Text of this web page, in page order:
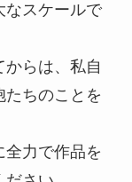
なスケールで
らは、私自
ちのことを
全力で作品を